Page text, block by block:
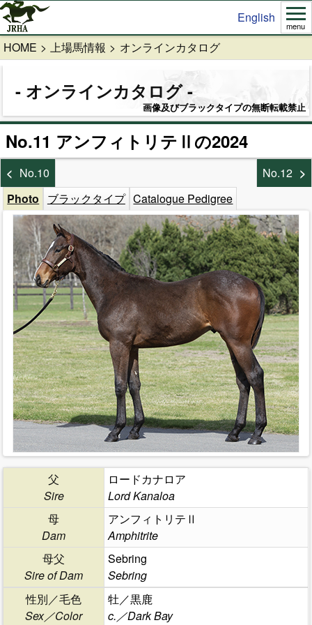
English
menu
HOME 上場馬情報 オンラインカタログ
オンラインカタログ
画像及びブラックタイプの無断転載禁止
No.11 アンフィトリテⅡの2024
No.10
No.12
Photo
ブラックタイプ Catalogue Pedigree
父
Sire
ロードカナロア
Lord Kanaloa
母
Dam
アンフィトリテⅡ
Amphitrite
母父
Sire of Dam
Sebring
Sebring
性別／毛色
Sex／Color
牡／黒鹿
c.／Dark Bay